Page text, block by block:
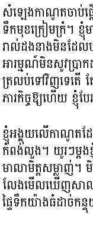
សំឡេងកាណូតចាប់ផ្ត
ទឹកមុខក្រៀមក្រំ។ ខ្ញុំ
រាល់ដងនាងមិនដែ
អារម្មណ៍មិនសូវប្រាក
ត្រលប់ទៅវិញទេតើ
ភារកិច្ចឱ្យហើយ ខ្ញុំប
ខ្ញុំអង្គុយលើកាណូត
កំពង់លួង។ យូរៗម្តងខ្
មាលាមិត្តសម្លាញ់។
លែងមើលឃើញសា
ផ្ទៃទឹកយ៉ាងធំដាច់កន្